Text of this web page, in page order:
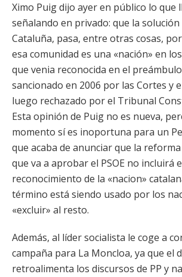
Ximo Puig dijo ayer en público lo que
señalando en privado: que la
Cataluña, pasa, entre otras cosas,
esa comunidad es una «nación» en
que venia reconocida en el
sancionado en 2006 por las Cortes y
luego rechazado por el Tribunal
Esta opinión de Puig no es nueva,
momento sí es inoportuna para un
que acaba de anunciar que la
que va a aprobar el PSOE no incluirá
reconocimiento de la «nacion»
término está siendo usado por los
«excluir» al resto.
Además, al líder socialista le coge a
campaña para La Moncloa, ya que el
retroalimenta los discursos de PP y